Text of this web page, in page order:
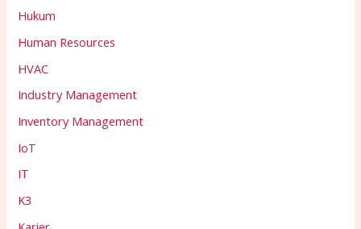
Hukum
Human Resources
HVAC
Industry Management
Inventory Management
IoT
IT
K3